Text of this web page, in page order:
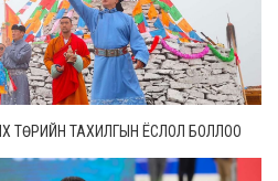
ТӨРИЙН ТАХИЛГЫН ЁСЛОЛ БОЛЛОО